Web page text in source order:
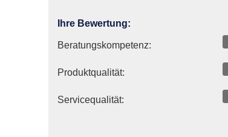
Ihre Bewertung:
Beratungskompetenz:
Produktqualität:
Servicequalität: